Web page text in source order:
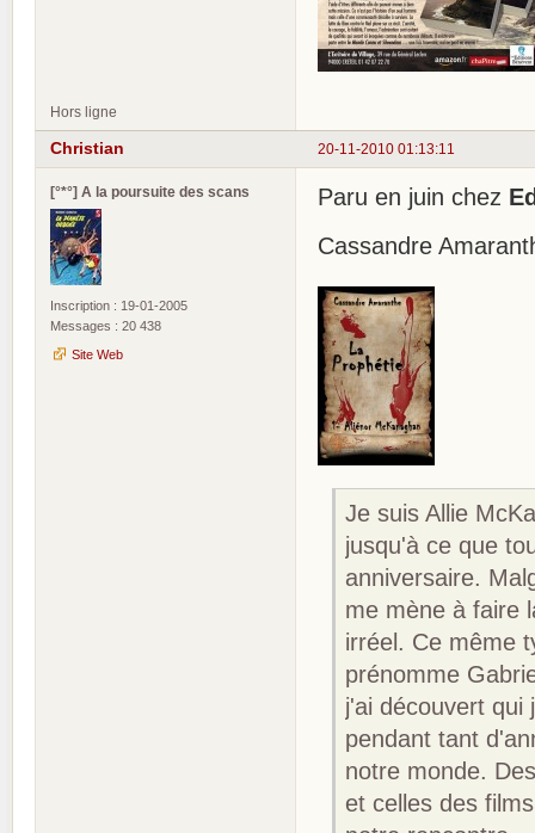
Hors ligne
20-11-2010 01:13:11
Christian
[°*°] A la poursuite des scans
Inscription : 19-01-2005
Messages : 20 438
Site Web
Paru en juin chez
Cassandre
Je suis Allie
jusqu'à ce que
anniversaire.
me mène à faire
irréel. Ce même
prénomme
j'ai découvert qui
pendant tant
notre monde.
et celles des